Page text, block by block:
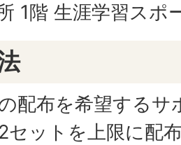
1階 生涯学習スポ
配布を希望するサ
セットを上限に配